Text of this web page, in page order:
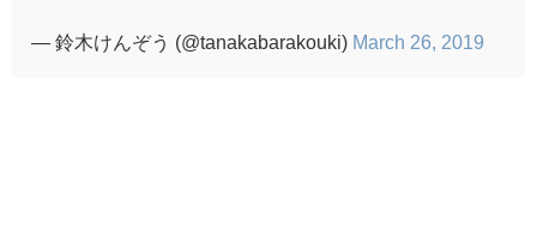
— 鈴木けんぞう (@tanakabarakouki) March 26, 2019